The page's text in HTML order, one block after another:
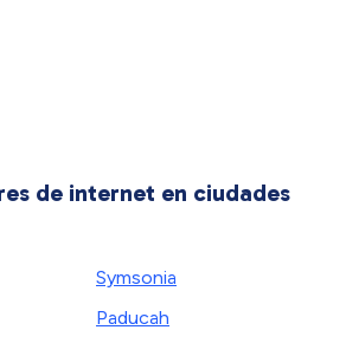
de internet en ciudades
Symsonia
Paducah